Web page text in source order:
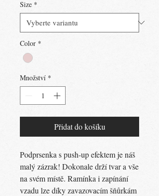
Size *
Color *
Množství *
Přidat do košíku
Podprsenka s push-up efektem je náš
malý zázrak! Dokonale drží tvar a vše
na svém místě. Ramínka i zapínání
vzadu lze díky zavazovacím šňůrkám